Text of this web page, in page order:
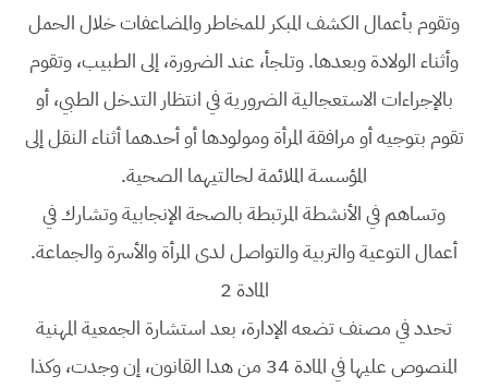
وتقوم بأعمال الكشف المبكر للمخاطر والمضاعفات خلال الحمل
وأثناء الولادة وبعدها. وتلجأ، عند الضرورة، إلى الطبيب، وتقوم
بالإجراءات الاستعجالية الضرورية في انتظار التدخل الطبي، أو
تقوم بتوجيه أو مرافقة المرأة ومولودها أو أحدهما أثناء النقل إلى
المؤسسة الملائمة لحالتيهما الصحية.
وتساهم في الأنشطة المرتبطة بالصحة الإنجابية وتشارك في
أعمال التوعية والتربية والتواصل لدى المرأة والأسرة والجماعة.
المادة 2
تحدد في مصنف تضعه الإدارة، بعد استشارة الجمعية المهنية
المنصوص عليها في المادة 34 من هدا القانون، إن وجدت، وكذا